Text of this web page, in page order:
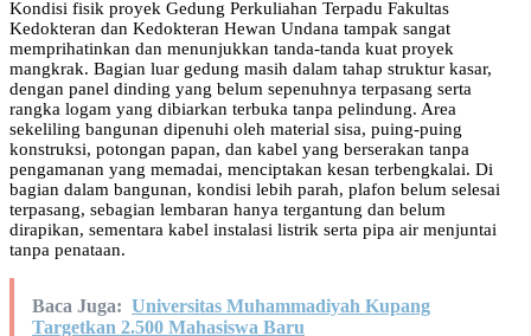
Kondisi fisik proyek Gedung Perkuliahan Terpadu Fakultas
Kedokteran dan Kedokteran Hewan Undana tampak sangat
memprihatinkan dan menunjukkan tanda-tanda kuat proyek
mangkrak. Bagian luar gedung masih dalam tahap struktur kasar,
dengan panel dinding yang belum sepenuhnya terpasang serta
rangka logam yang dibiarkan terbuka tanpa pelindung. Area
sekeliling bangunan dipenuhi oleh material sisa, puing-puing
konstruksi, potongan papan, dan kabel yang berserakan tanpa
pengamanan yang memadai, menciptakan kesan terbengkalai. Di
bagian dalam bangunan, kondisi lebih parah, plafon belum selesai
terpasang, sebagian lembaran hanya tergantung dan belum
dirapikan, sementara kabel instalasi listrik serta pipa air menjuntai
tanpa penataan.
Baca Juga: Universitas Muhammadiyah Kupang
Targetkan 2.500 Mahasiswa Baru